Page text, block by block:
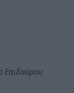
Επιδαύρου